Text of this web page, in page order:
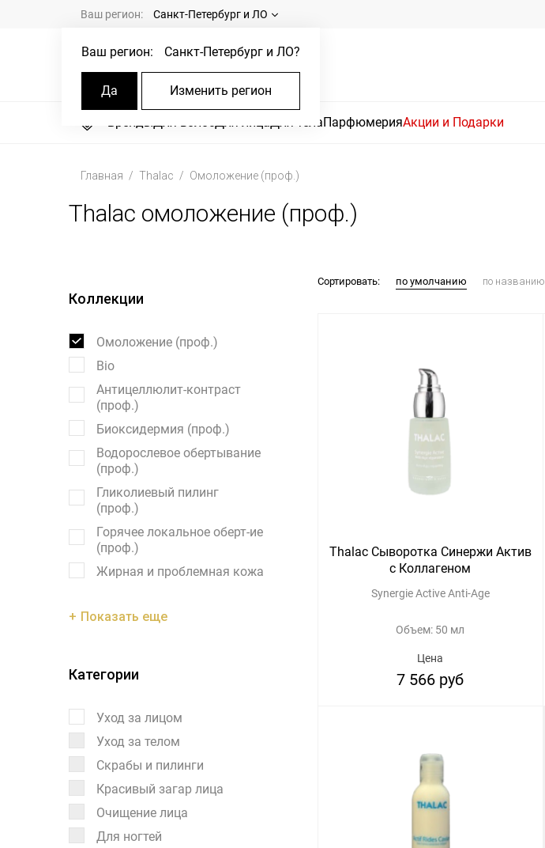
Ваш регион: Санкт-Петербург и ЛО
Ваш регион: Санкт-Петербург и ЛО?
Да Изменить регион
БрендыДля волосДля лицаДля телаПарфюмерияАкции и Подарки
Главная Thalac Омоложение (проф.)
Thalac омоложение (проф.)
Коллекции
Омоложение (проф.)
Bio
Антицеллюлит-контраст
(проф.)
Биоксидермия (проф.)
Водорослевое обертывание
(проф.)
Гликолиевый пилинг
(проф.)
Горячее локальное оберт-ие
(проф.)
Жирная и проблемная кожа
Показать еще
Категории
Уход за лицом
Уход за телом
Скрабы и пилинги
Красивый загар лица
Очищение лица
Для ногтей
Сортировать: по умолчанию по названию
Thalac Сыворотка Синержи Актив
с Коллагеном
Synergie Active Anti-Age
Объем: 50 мл
Цена
7 566 руб